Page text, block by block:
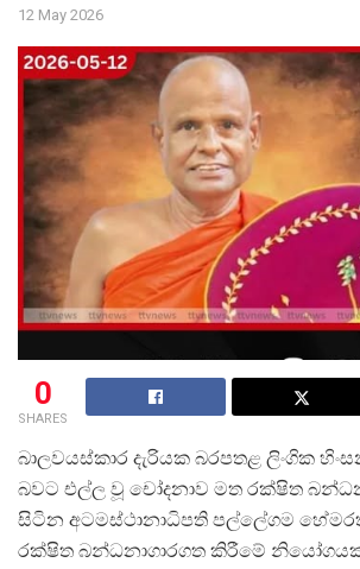
12 May 2026
0
SHARES
බාලවයස්කාර දැරියක බරපතළ ලිංගික
බවට එල්ල වූ චෝදනාව මත රක්ෂිත
සිටින අටමස්ථානාධිපති පල්ලේගම
රක්ෂිත බන්ධනාගාරගත කිරීමේ